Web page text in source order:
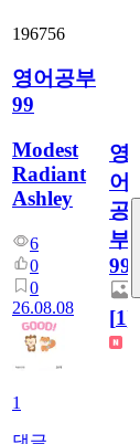
196756
영어공부
99
Modest
Radiant
Ashley
6
0
0
26.08.08
1
영
어
공
부
99
[1]